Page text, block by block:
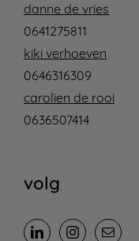
danne de vries
0641275811
kiki verhoeven
0646316309
carolien de rooi
0636507414
volg